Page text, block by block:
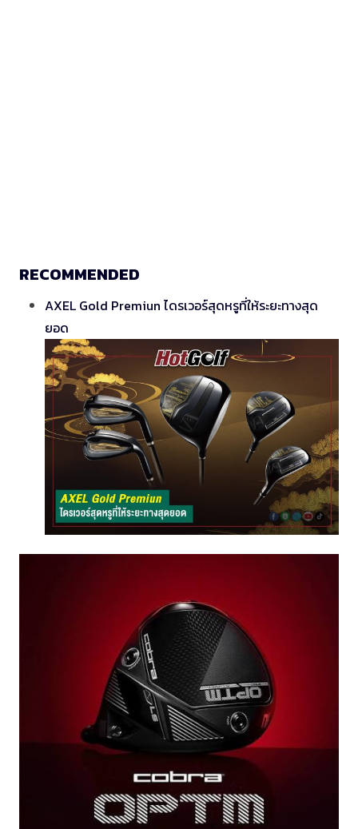
RECOMMENDED
AXEL Gold Premiun ไดรเวอร์สุดหรูที่ให้ระยะทางสุด
ยอด